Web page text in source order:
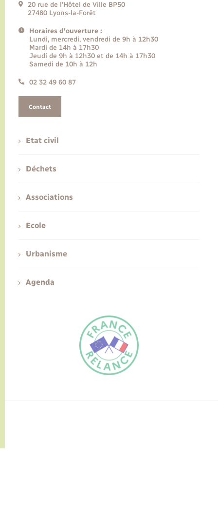
FR
20 rue de l’Hôtel de Ville BP50
27480 Lyons-la-Forêt
Horaires d'ouverture :
Lundi, mercredi, vendredi de 9h à 12h30
Mardi de 14h à 17h30
Jeudi de 9h à 12h30 et de 14h à 17h30
Samedi de 10h à 12h
02 32 49 60 87
Contact
Etat civil
Déchets
Associations
Ecole
Urbanisme
Agenda